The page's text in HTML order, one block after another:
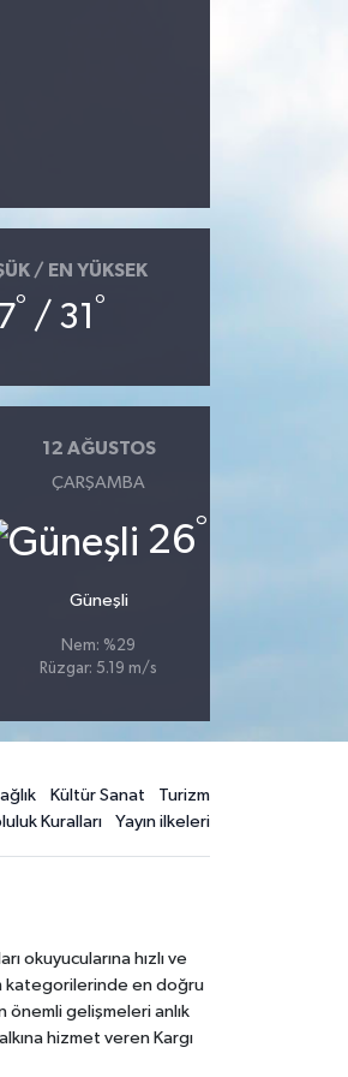
/ EN YÜKSEK
° / 31 °
12 AĞUSTOS
ÇARŞAMBA
26°
Güneşli
Nem: %29
Rüzgar: 5.19 m/s
Kültür Sanat
Turizm
Kuralları Yayın ilkeleri
okuyucularına hızlı ve
kategorilerinde en doğru
önemli gelişmeleri anlık
hizmet veren Kargı